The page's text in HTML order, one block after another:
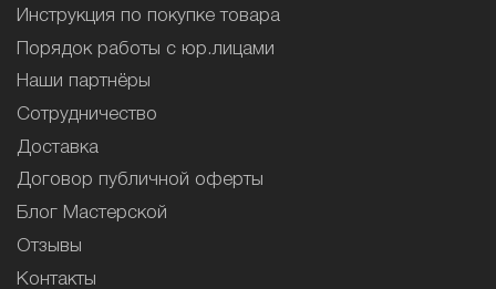
Инструкция по покупке товара
Порядок работы с юр.лицами
Наши партнёры
Сотрудничество
Доставка
Договор публичной оферты
Блог Мастерской
Отзывы
Контакты